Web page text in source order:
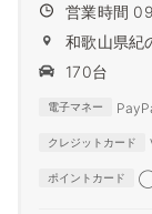
営業時間
和歌山県紀
170台
電子マネー
クレジットカード
ポイントカード